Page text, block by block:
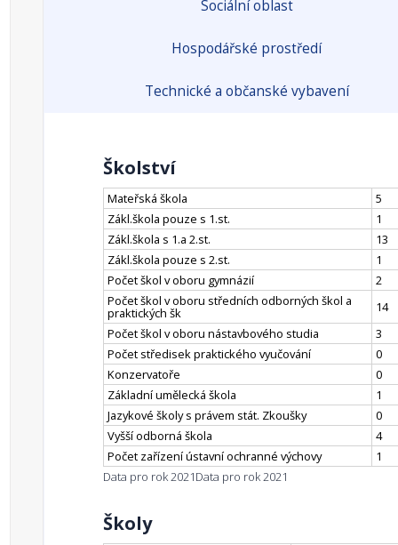
Sociální oblast
Hospodářské prostředí
Technické a občanské vybavení
Školství
Mateřská škola
5
Zákl.škola pouze s 1.st.
1
Zákl.škola s 1.a 2.st.
13
Zákl.škola pouze s 2.st.
1
Počet škol v oboru gymnázií
2
Počet škol v oboru středních odborných škol a
praktických šk
14
Počet škol v oboru nástavbového studia
3
Počet středisek praktického vyučování
0
Konzervatoře
0
Základní umělecká škola
1
Jazykové školy s právem stát. Zkoušky
0
Vyšší odborná škola
4
Počet zařízení ústavní ochranné výchovy
1
Data pro rok 2021Data pro rok 2021
Školy